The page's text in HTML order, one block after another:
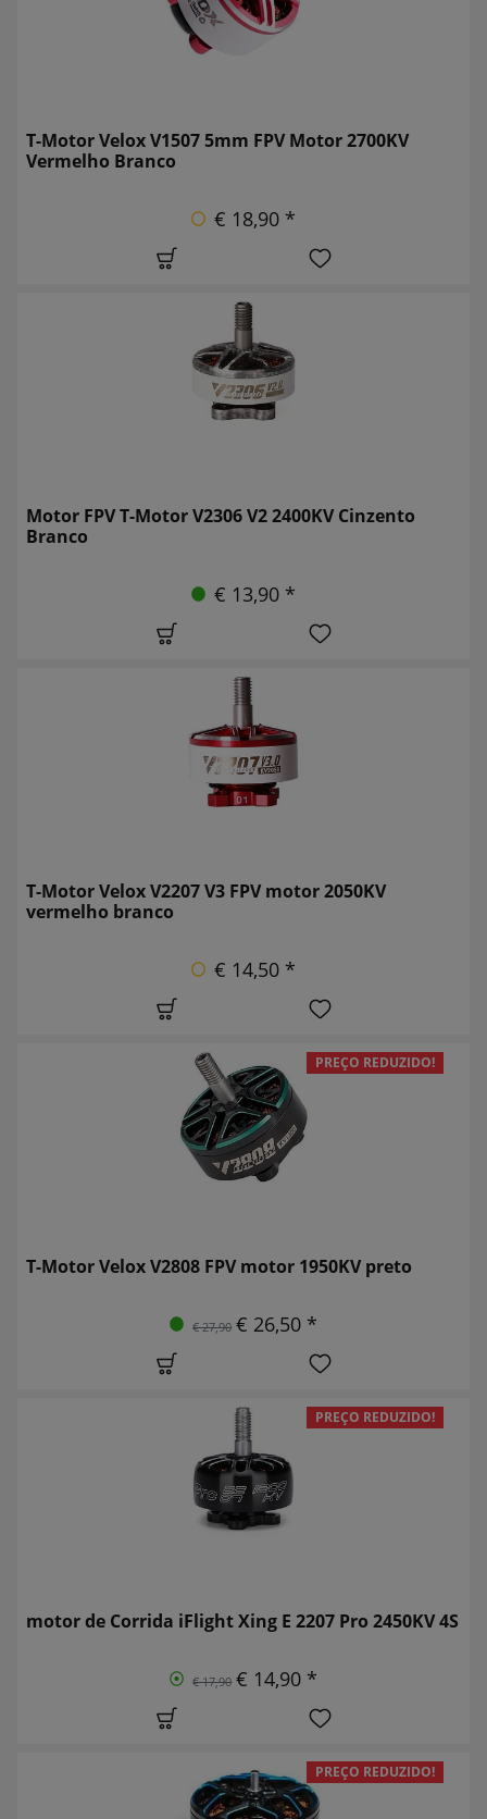
T-Motor Velox V1507 5mm FPV Motor 2700KV
Vermelho Branco
€ 18,90 *
Motor FPV T-Motor V2306 V2 2400KV Cinzento
Branco
€ 13,90 *
T-Motor Velox V2207 V3 FPV motor 2050KV
vermelho branco
€ 14,50 *
PREÇO REDUZIDO!
T-Motor Velox V2808 FPV motor 1950KV preto
€ 27,90 € 26,50 *
PREÇO REDUZIDO!
motor de Corrida iFlight Xing E 2207 Pro 2450KV 4S
€ 17,90 € 14,90 *
PREÇO REDUZIDO!